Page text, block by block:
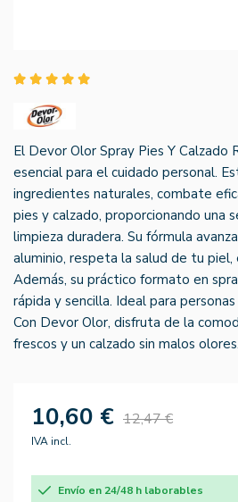
El Devor Olor Spray Pies Y Calzado
esencial para el cuidado personal.
ingredientes naturales, combate
pies y calzado, proporcionando una
limpieza duradera. Su fórmula
aluminio, respeta la salud de tu
Además, su práctico formato en
rápida y sencilla. Ideal para
Con Devor Olor, disfruta de la
frescos y un calzado sin malos olores.
10,60 € 12,47 €
IVA incl.
Envío en 24/48 h laborables